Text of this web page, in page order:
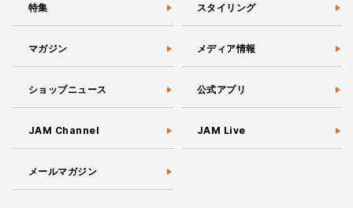
特集 スタイリング
マガジン メディア情報
ショップニュース 公式アプリ
JAM Channel JAM Live
メールマガジン